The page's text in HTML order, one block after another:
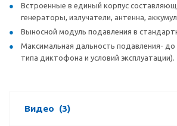
Встроенные в единый корпус
генераторы, излучатели, антенна,
Выносной модуль подавления в
Максимальная дальность подавления- до
типа диктофона и условий эксплуатации).
Видео (3)